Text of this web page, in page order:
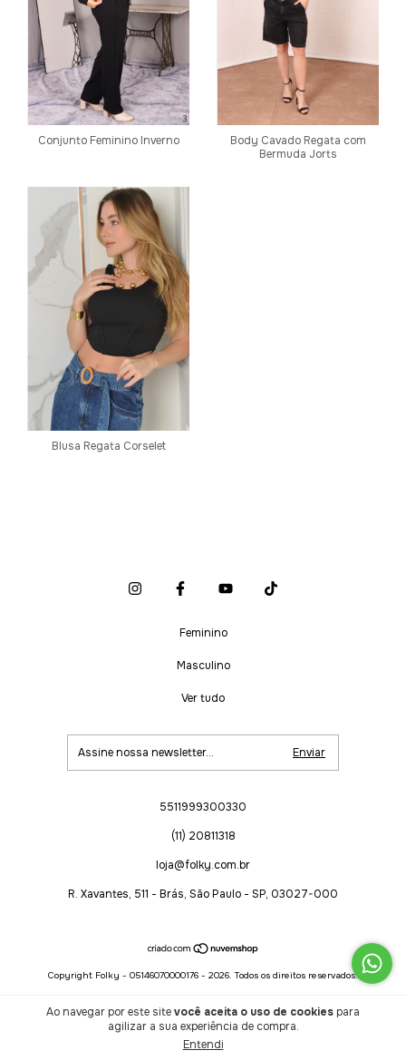
Ao navegar por este sitevocê aceita o uso de cookies para
agilizar a sua experiência de compra.
Entendi
Conjunto Feminino Inverno
Body Cavado Regata com
Bermuda Jorts
Blusa Regata Corselet
Feminino
Masculino
Ver tudo
5511999300330
(11) 20811318
loja@folky.com.br
R. Xavantes, 511 - Brás, São Paulo - SP, 03027-000
Copyright Folky - 05146070000176 - 2026. Todos os direitos reservados.